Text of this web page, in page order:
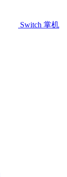
Switch 掌机